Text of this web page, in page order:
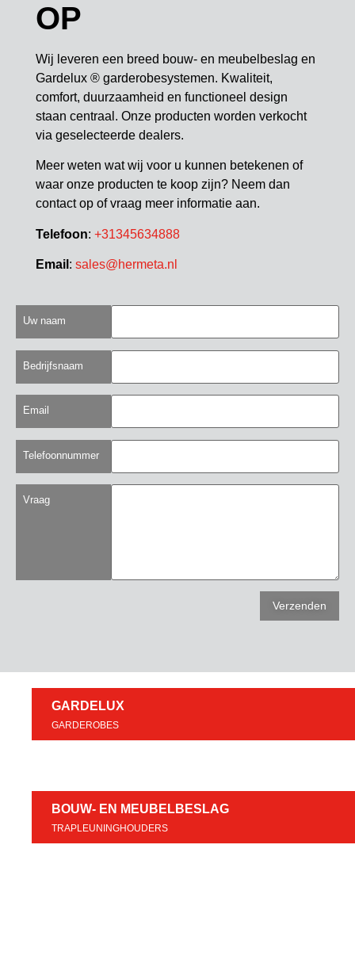
OP
Wij leveren een breed bouw- en meubelbeslag en
Gardelux ® garderobesystemen. Kwaliteit,
comfort, duurzaamheid en functioneel design
staan centraal. Onze producten worden verkocht
via geselecteerde dealers.
Meer weten wat wij voor u kunnen betekenen of
waar onze producten te koop zijn? Neem dan
contact op of vraag meer informatie aan.
Telefoon: +31345634888
Email : sales@hermeta.nl
Uw naam
Bedrijfsnaam
Email
Telefoonnummer
Vraag
GARDELUX
GARDEROBES
BOUW- EN MEUBELBESLAG
TRAPLEUNINGHOUDERS